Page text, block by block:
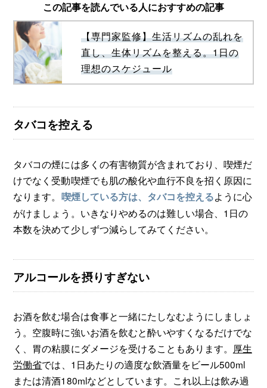
この記事を読んでいる人におすすめの記事
【専門家監修】生活リズムの乱れを
直し、生体リズムを整える。1日の
理想のスケジュール
タバコを控える
タバコの煙には多くの有害物質が含まれており、喫煙だ
けでなく受動喫煙でも肌の酸化や血行不良を招く原因に
なります。 喫煙している方は、タバコを控えるように心
がけましょう。いきなりやめるのは難しい場合、1日の
本数を決めて少しずつ減らしてみてください。
アルコールを摂りすぎない
お酒を飲む場合は食事と一緒にたしなむようにしましょ
う。空腹時に強いお酒を飲むと酔いやすくなるだけでな
く、胃の粘膜にダメージを受けることもあります。 厚生
労働省では、1日あたりの適度な飲酒量をビール500ml
または清酒180mlなどとしています。これ以上は飲み過